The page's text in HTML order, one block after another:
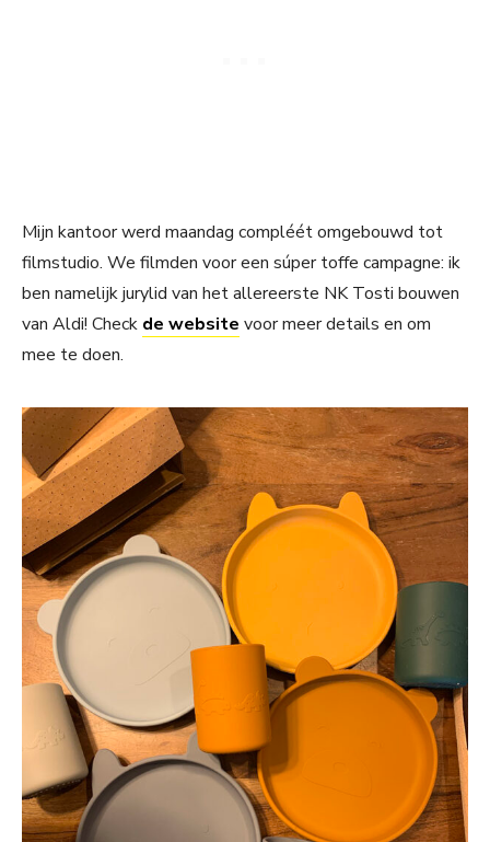
Mijn kantoor werd maandag compléét omgebouwd tot
filmstudio. We filmden voor een súper toffe campagne: ik
ben namelijk jurylid van het allereerste NK Tosti bouwen
van Aldi! Check de website voor meer details en om
mee te doen.